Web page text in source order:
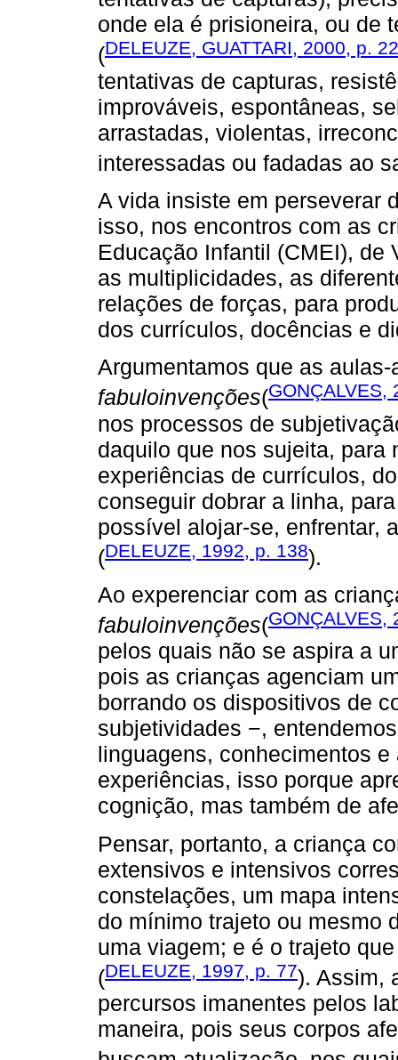
onde ela é prisioneira, ou de
(DELEUZE, GUATTARI, 2000, p.
tentativas de capturas,
improváveis, espontâneas,
arrastadas, violentas,
interessadas ou fadadas ao
A vida insiste em perseverar
isso, nos encontros com as
Educação Infantil (CMEI), de
as multiplicidades, as
relações de forças, para
dos currículos, docências e
Argumentamos que as
fabuloinvenções(GONÇALVES,
nos processos de
daquilo que nos sujeita, para
experiências de currículos,
conseguir dobrar a linha,
possível alojar-se, enfrentar,
(DELEUZE, 1992, p. 138).
Ao experenciar com as
fabuloinvenções(GONÇALVES,
pelos quais não se aspira a
pois as crianças agenciam
borrando os dispositivos de
subjetividades −,
linguagens, conhecimentos
experiências, isso porque
cognição, mas também de
Pensar, portanto, a criança
extensivos e intensivos
constelações, um mapa
do mínimo trajeto ou mesmo
uma viagem; e é o trajeto
(DELEUZE, 1997, p. 77). Assim,
percursos imanentes pelos
maneira, pois seus corpos